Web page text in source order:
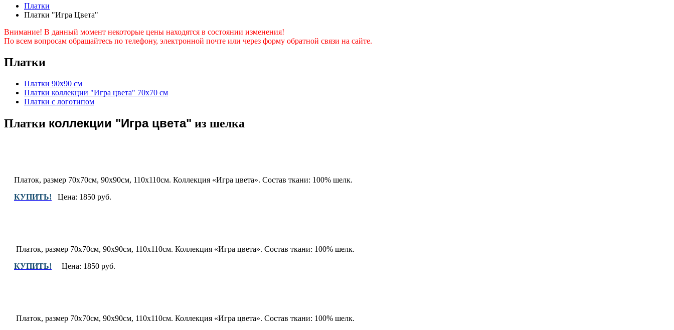
Платки
Платки "Игра Цвета"
Внимание! В данный момент некоторые цены находятся в состоянии изменения!
По всем вопросам обращайтесь по телефону, электронной почте или через форму обратной связи на сайте.
Платки
Платки 90х90 см
Платки коллекции "Игра цвета" 70х70 см
Платки с логотипом
Платки коллекции "Игра цвета" из шелка
Платок, размер 70х70см, 90х90см, 110х110см. Коллекция «Игра цвета». Состав ткани: 100% шелк.
КУПИТЬ!
Цена: 1850 руб.
Платок, размер 70х70см, 90х90см, 110х110см. Коллекция «Игра цвета». Состав ткани: 100% шелк.
КУПИТЬ!
Цена: 1850 руб.
Платок, размер 70х70см, 90х90см, 110х110см. Коллекция «Игра цвета». Состав ткани: 100% шелк.